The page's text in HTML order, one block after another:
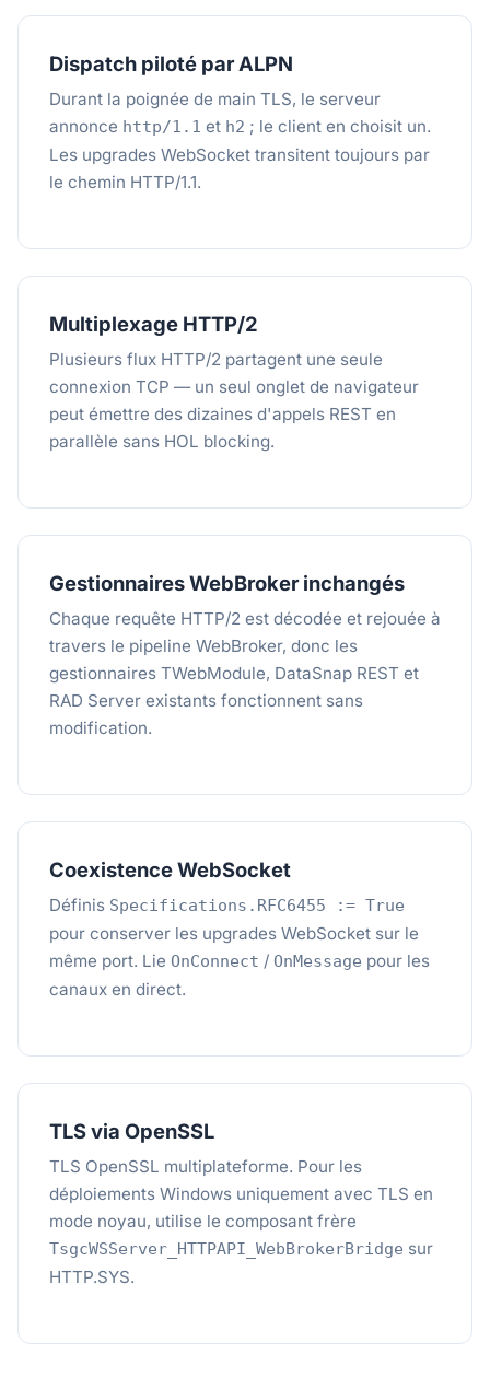
Dispatch piloté par ALPN
Durant la poignée de main TLS, le serveur
annonce http/1.1 et h2 ; le client en choisit un.
Les upgrades WebSocket transitent toujours par
le chemin HTTP/1.1.
Multiplexage HTTP/2
Plusieurs flux HTTP/2 partagent une seule
connexion TCP — un seul onglet de navigateur
peut émettre des dizaines d'appels REST en
parallèle sans HOL blocking.
Gestionnaires WebBroker inchangés
Chaque requête HTTP/2 est décodée et rejouée à
travers le pipeline WebBroker, donc les
gestionnaires TWebModule, DataSnap REST et
RAD Server existants fonctionnent sans
modification.
Coexistence WebSocket
Définis Specifications.RFC6455 := True
pour conserver les upgrades WebSocket sur le
même port. Lie OnConnect / OnMessage pour les
canaux en direct.
TLS via OpenSSL
TLS OpenSSL multiplateforme. Pour les
déploiements Windows uniquement avec TLS en
mode noyau, utilise le composant frère
TsgcWSServer_HTTPAPI_WebBrokerBridge sur
HTTP.SYS.